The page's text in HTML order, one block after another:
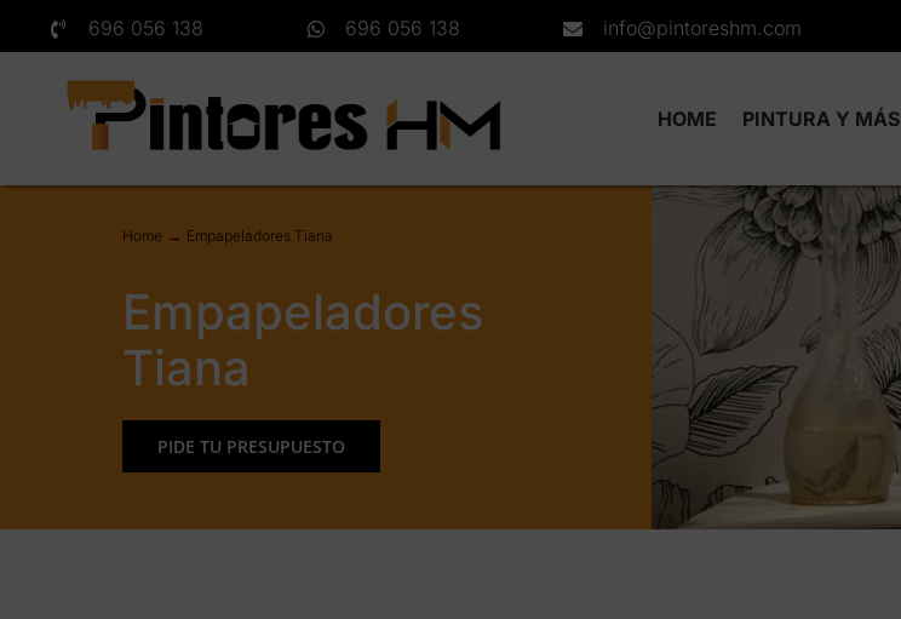
Saltar
al
contenido
696 056 138 696 056 138 info@pintoreshm.com
HOME PINTURA Y MÁS
Home Empapeladores Tiana
Empapeladores
Tiana
PIDE TU PRESUPUESTO